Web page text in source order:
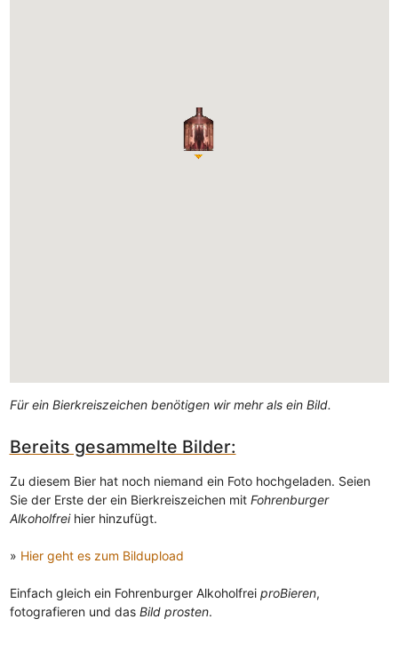
Für ein Bierkreiszeichen benötigen wir mehr als ein Bild.
Bereits gesammelte Bilder:
Zu diesem Bier hat noch niemand ein Foto hochgeladen. Seien
Sie der Erste der ein Bierkreiszeichen mit Fohrenburger
Alkoholfreihier hinzufügt.
» Hier geht es zum Bildupload
Einfach gleich ein Fohrenburger Alkoholfrei proBieren,
fotografieren und das Bild prosten.